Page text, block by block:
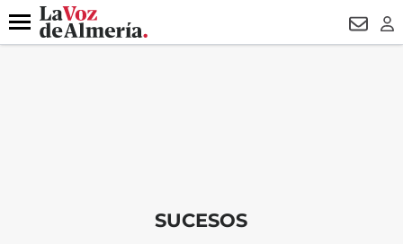
DESTACADO
Menú
SUCESOS